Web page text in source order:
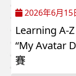
2026年6月15
Learning A-
“My Avatar
賽